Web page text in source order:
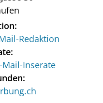
Redaktion
Mail-Inserate